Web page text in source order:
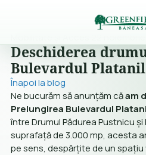
Deschiderea
Bulevardul
Înapoi la blog
Ne bucurăm să anunțăm căam
Prelungirea Bulevardul
între Drumul Pădurea Pustnicu și
suprafață de 3.000 mp, acesta
pe sens, despărțite de un spațiu